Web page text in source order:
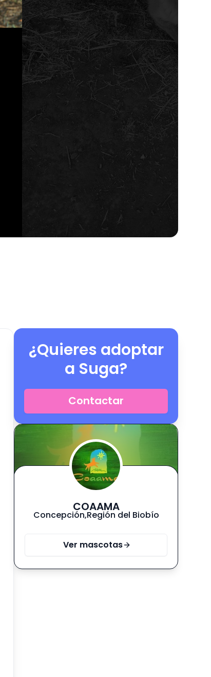
¿Quieres adoptar
a Suga?
Contactar
COAAMA
Concepción,Región del Biobío
Ver mascotas